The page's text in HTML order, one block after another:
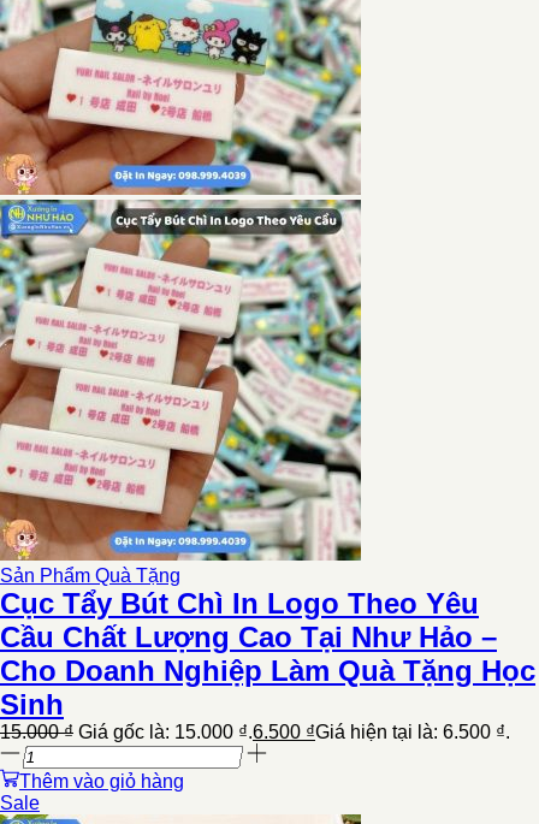
Sản Phẩm Quà Tặng
Cục Tẩy Bút Chì In Logo Theo Yêu
Cầu Chất Lượng Cao Tại Như Hảo –
Cho Doanh Nghiệp Làm Quà Tặng Học
Sinh
15.000₫ Giá gốc là: 15.000 ₫.6.500 ₫Giá hiện tại là: 6.500 ₫.
Thêm vào giỏ hàng
Sale